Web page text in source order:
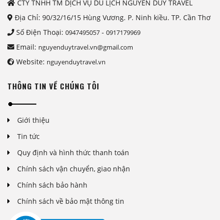
CTY TNHH TM DỊCH VỤ DU LỊCH NGUYỄN DUY TRAVEL
Địa Chỉ: 90/32/16/15 Hùng Vương. P. Ninh kiều. TP. Cần Thơ
Số Điện Thoại: 0947495057 - 0917179969
Email: nguyenduytravel.vn@gmail.com
Website: nguyenduytravel.vn
THÔNG TIN VỀ CHÚNG TÔI
Giới thiệu
Tin tức
Quy định và hình thức thanh toán
Chính sách vận chuyển, giao nhận
Chính sách bảo hành
Chính sách về bảo mật thông tin